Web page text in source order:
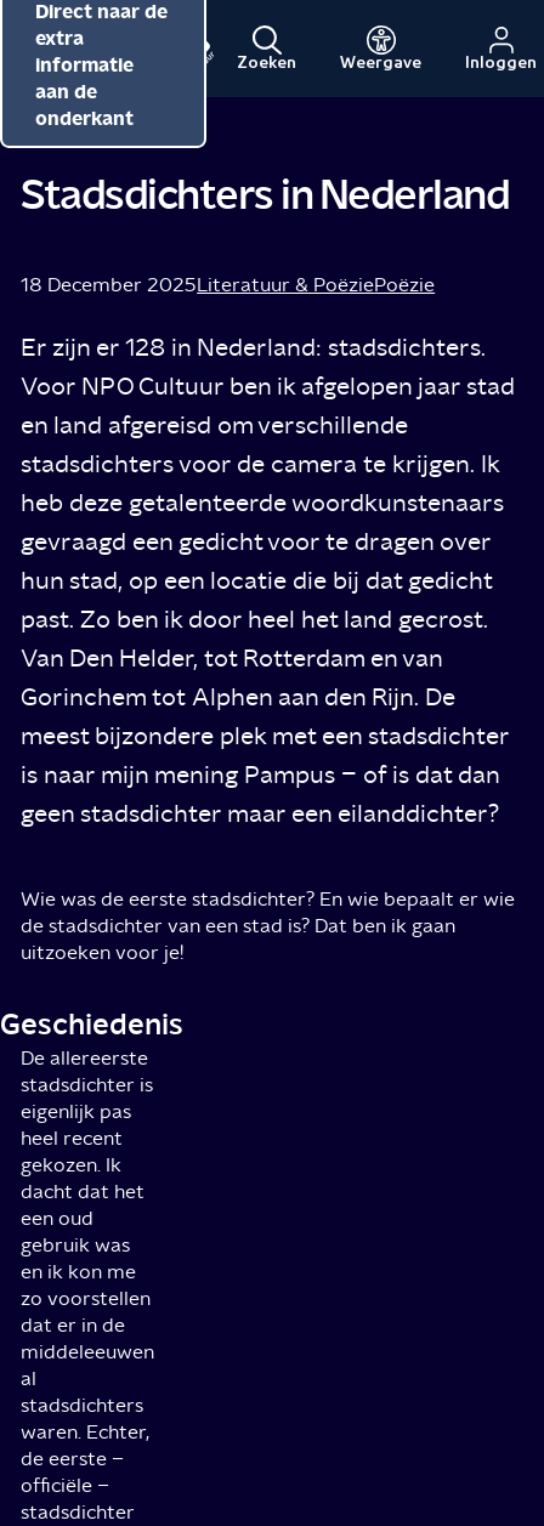
Direct naar de
inhoud
Direct naar de
hoofdnavigatie
Direct naar de
extra
informatie
aan de
onderkant
Menu
Naar
de
NPO
beginpagina
NPO
Zoeken Weergave Inloggen
Tip vanPieteke Dik
Stadsdichters in Nederland
18 December 2025Literatuur & PoëziePoëzie
Er zijn er 128 in Nederland: stadsdichters.
Voor NPO Cultuur ben ik afgelopen jaar stad
en land afgereisd om verschillende
stadsdichters voor de camera te krijgen. Ik
heb deze getalenteerde woordkunstenaars
gevraagd een gedicht voor te dragen over
hun stad, op een locatie die bij dat gedicht
past. Zo ben ik door heel het land gecrost.
Van Den Helder, tot Rotterdam en van
Gorinchem tot Alphen aan den Rijn. De
meest bijzondere plek met een stadsdichter
is naar mijn mening Pampus – of is dat dan
geen stadsdichter maar een eilanddichter?
Wie was de eerste stadsdichter? En wie bepaalt er wie
de stadsdichter van een stad is? Dat ben ik gaan
uitzoeken voor je!
Geschiedenis
De allereerste
stadsdichter is
eigenlijk pas
heel recent
gekozen. Ik
dacht dat het
een oud
gebruik was
en ik kon me
zo voorstellen
dat er in de
middeleeuwen
al
stadsdichters
waren. Echter,
de eerste –
officiële –
stadsdichter